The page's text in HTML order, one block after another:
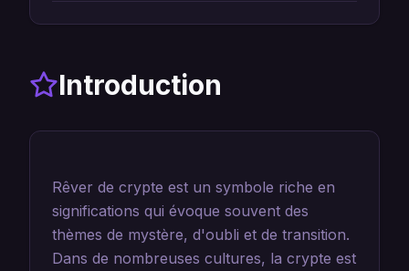
Introduction
Rêver de crypte est un symbole riche en
significations qui évoque souvent des
thèmes de mystère, d'oubli et de transition.
Dans de nombreuses cultures, la crypte est